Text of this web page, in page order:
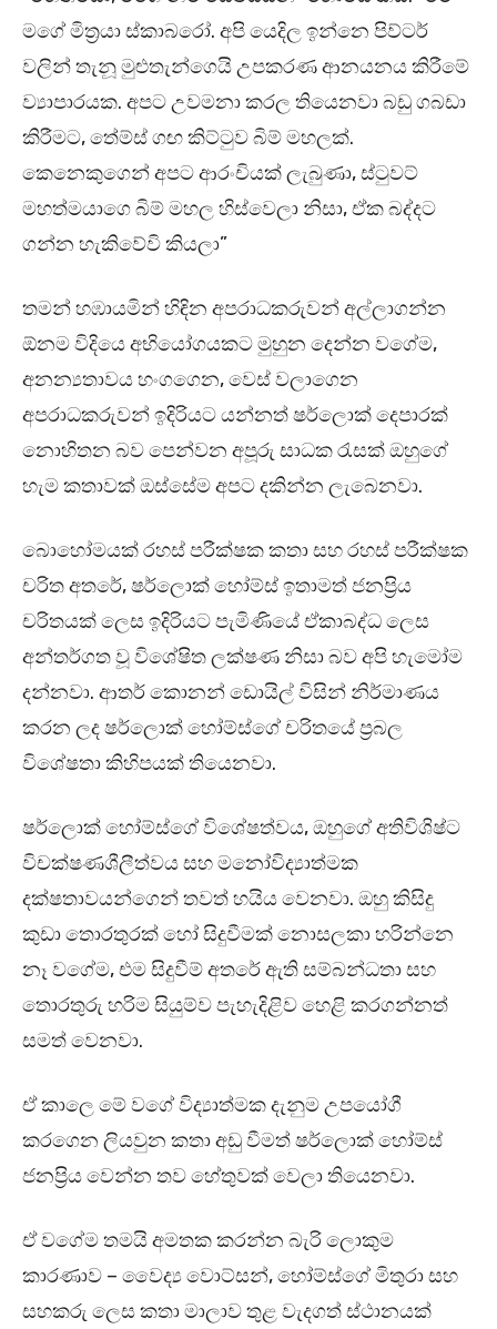
මගේ මිත්‍රයා ස්කාබරෝ. අපි යෙදිල ඉන්නෙ පිව්ටර්
වලින් තැනූ මුළුතැන්ගෙයි උපකරණ ආනයනය කිරීමේ
ව්‍යාපාරයක. අපට උවමනා කරල තියෙනවා බඩු ගබඩා
කිරීමට, තේම්ස් ගඟ කිට්ටුව බිම් මහලක්.
කෙනෙකුගෙන් අපට ආරංචියක් ලැබුණා, ස්ටුවට්
මහත්මයාගෙ බිම් මහල හිස්වෙලා නිසා, ඒක බද්දට
ගන්න හැකිවේවි කියලා”
තමන් හඹායමින් හිඳින අපරාධකරුවන් අල්ලාගන්න
ඕනම විදියෙ අභියෝගයකට මුහුන දෙන්න වගේම,
අනන්‍යතාවය හංගගෙන, වෙස් වලාගෙන
අපරාධකරුවන් ඉදිරියට යන්නත් ෂර්ලොක් දෙපාරක්
නොහිතන බව පෙන්වන අපූරු සාධක රැසක් ඔහුගේ
හැම කතාවක් ඔස්සේම අපට දකින්න ලැබෙනවා.
බොහෝමයක් රහස් පරීක්ෂක කතා සහ රහස් පරීක්ෂක
චරිත අතරේ, ෂර්ලොක් හෝම්ස් ඉතාමත් ජනප්‍රිය
චරිතයක් ලෙස ඉදිරියට පැමිණියේ ඒකාබද්ධ ලෙස
අන්තර්ගත වූ විශේෂිත ලක්ෂණ නිසා බව අපි හැමෝම
දන්නවා. ආතර් කොනන් ඩොයිල් විසින් නිර්මාණය
කරන ලද ෂර්ලොක් හෝම්ස්ගේ චරිතයේ ප්‍රබල
විශේෂතා කිහිපයක් තියෙනවා.
ෂර්ලොක් හෝම්ස්ගේ විශේෂත්වය, ඔහුගේ අතිවිශිෂ්ට
විචක්ෂණශීලීත්වය සහ මනෝවිද්‍යාත්මක
දක්ෂතාවයන්ගෙන් තවත් හයිය වෙනවා. ඔහු කිසිදු
කුඩා තොරතුරක් හෝ සිදුවීමක් නොසලකා හරින්නෙ
නෑ වගේම, එම සිදුවීම් අතරේ ඇති සම්බන්ධතා සහ
තොරතුරු හරිම සියුම්ව පැහැදිළිව හෙළි කරගන්නත්
සමත් වෙනවා.
ඒ කාලෙ මේ වගේ විද්‍යාත්මක දැනුම උපයෝගී
කරගෙන ලියවුන කතා අඩු වීමත් ෂර්ලොක් හෝම්ස්
ජනප්‍රිය වෙන්න තව හේතුවක් වෙලා තියෙනවා.
ඒ වගේම තමයි අමතක කරන්න බැරි ලොකුම
කාරණාව – වෛද්‍ය වොට්සන්, හෝම්ස්ගේ මිතුරා සහ
සහකරු ලෙස කතා මාලාව තුළ වැදගත් ස්ථානයක්